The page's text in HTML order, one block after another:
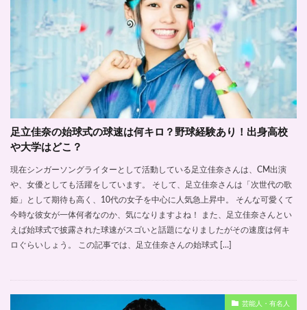
足立佳奈の始球式の球速は何キロ？野球経験あり！出身高校
や大学はどこ？
現在シンガーソングライターとして活動している足立佳奈さんは、CM出演
や、女優としても活躍をしています。 そして、足立佳奈さんは「次世代の歌
姫」として期待も高く、10代の女子を中心に人気急上昇中。 そんな可愛くて
今時な彼女が一体何者なのか、気になりますよね！ また、足立佳奈さんとい
えば始球式で披露された球速がスゴいと話題になりましたがその速度は何キ
ロぐらいしょう。 この記事では、足立佳奈さんの始球式 […]
芸能人・有名人